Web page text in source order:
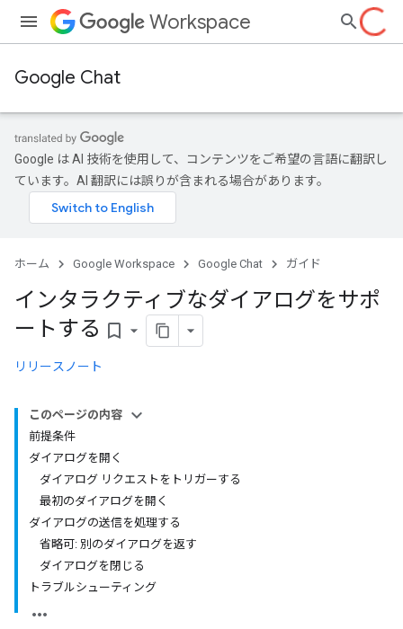
Workspace
Google Chat
Google は AI 技術を使用して、コンテンツをご希望の言語に翻訳し
ています。AI 翻訳には誤りが含まれる場合があります。
ホーム Google Workspace Google Chat ガイド
インタラクティブなダイアログをサポ
ートする bookmark_border
リリースノート
このページの内容
前提条件
ダイアログを開く
ダイアログ リクエストをトリガーする
最初のダイアログを開く
ダイアログの送信を処理する
省略可: 別のダイアログを返す
ダイアログを閉じる
トラブルシューティング